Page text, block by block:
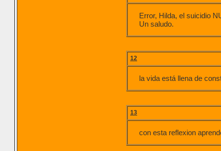
Error, Hilda, el suicidio
Un saludo.
12
la vida está llena de
13
con esta reflexion